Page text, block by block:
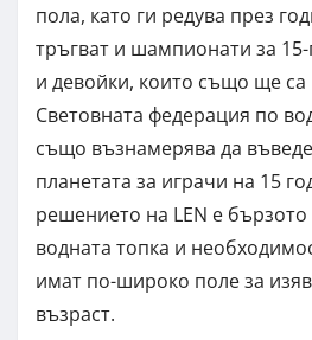
пола, като ги редува през
тръгват и шампионати за
и девойки, които също ще са
Световната федерация по
също възнамерява да
планетата за играчи на 15
решението на LEN е бързото
водната топка и
имат по-широко поле за
възраст.